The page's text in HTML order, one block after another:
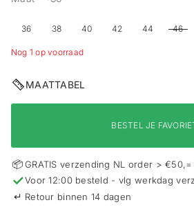
o
a
36 38 40 42 44 46
Nog 1 op voorraad
MAATTABEL
BESTEL JE
📦GRATIS verzending NL order >
✓Voor 12:00 besteld - vlg werkdag
↵ Retour binnen 14 dagen